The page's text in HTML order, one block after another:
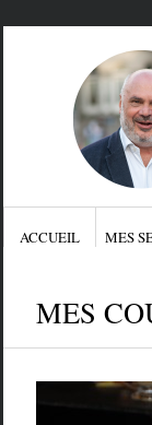
ACCUEIL MES
MES